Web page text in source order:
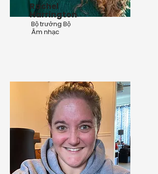
Rachel
Harrington
Bộ trưởng Bộ
Âm nhạc